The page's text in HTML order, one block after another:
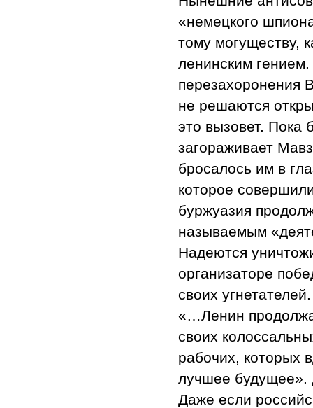
«немецкого
тому могуществу,
ленинским
перезахоронения
не решаются
это вызовет. Пока
загораживает
бросалось им в
которое
буржуазия
называемым
Надеются
организаторе
своих
«…Ленин
своих
рабочих, которых
лучшее будущее».
Даже если